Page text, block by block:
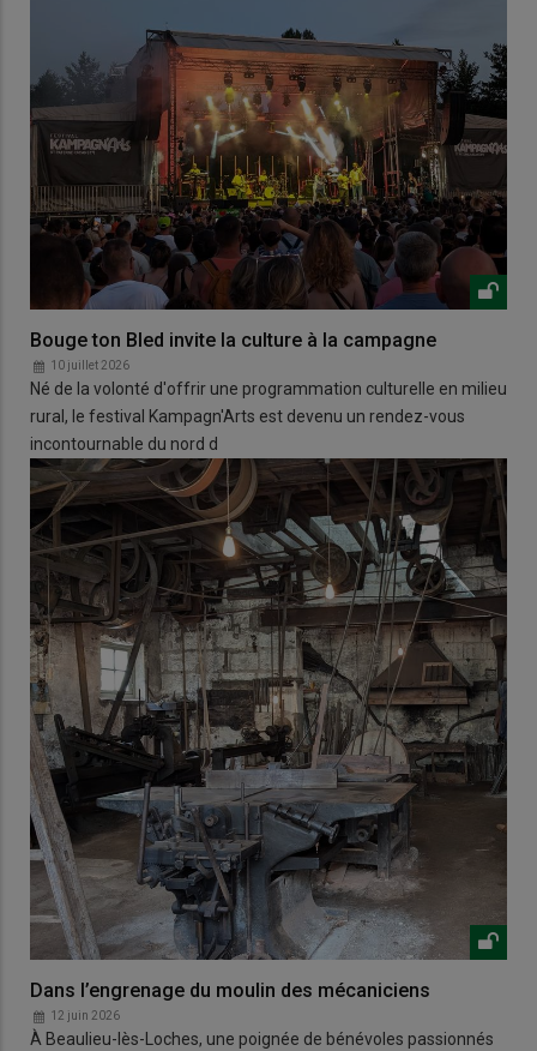
Bouge ton Bled invite la culture à la campagne
10 juillet 2026
Né de la volonté d'offrir une programmation culturelle en milieu
rural, le festival Kampagn'Arts est devenu un rendez-vous
incontournable du nord d
Dans l’engrenage du moulin des mécaniciens
12 juin 2026
À Beaulieu-lès-Loches, une poignée de bénévoles passionnés